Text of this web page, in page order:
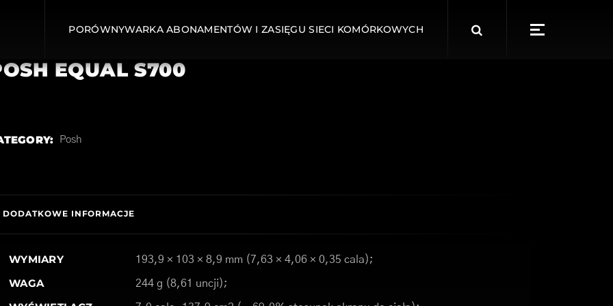
PORÓWNYWARKA ABONAMENTÓW I ZASIĘGU SIECI KOMÓRKOWYCH
for:
EQUAL S700
Posh
DODATKOWE INFORMACJE
WYMIARY 193,9 × 103 × 8,9 mm (7,63 × 4,06 × 0,35 cala);
WAGA 244 g (8,61 uncji);